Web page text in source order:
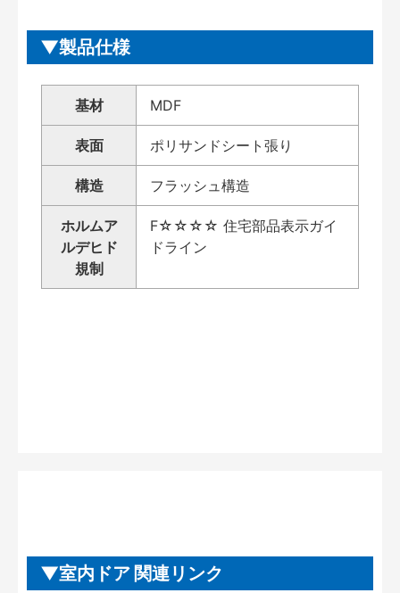
製品仕様
基材 MDF
表面 ポリサンドシート張り
構造 フラッシュ構造
ホルムア
ルデヒド
規制
F☆☆☆☆ 住宅部品表示ガイ
ドライン
室内ドア 関連リンク